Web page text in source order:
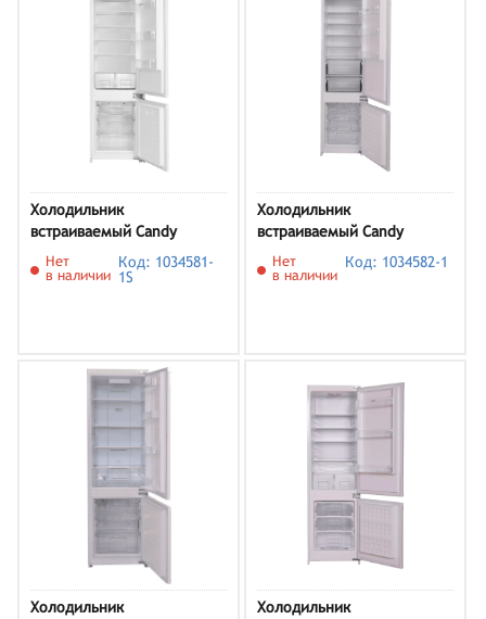
Холодильник
встраиваемый Candy
CBCS7266AFS
Нет
в наличии
Код: 1034581-
1S
Холодильник
встраиваемый Candy
CBCH9315AFM
Нет
в наличии
Код: 1034582-1
Холодильник
Холодильник